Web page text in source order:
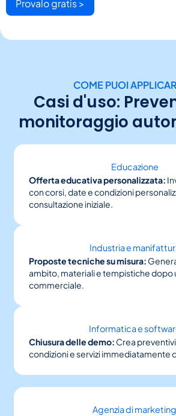
Provalo gratis >
COME PUOI
Casi d'uso:
monitoraggio
Educazione
Offerta educativa personalizzata:
con corsi, date e condizioni
consultazione iniziale.
Industria e
Proposte tecniche su misura:
ambito, materiali e tempistiche dopo
commerciale.
Informatica e
Chiusura delle demo: Crea
condizioni e servizi immediatamente
Agenzia di marketing